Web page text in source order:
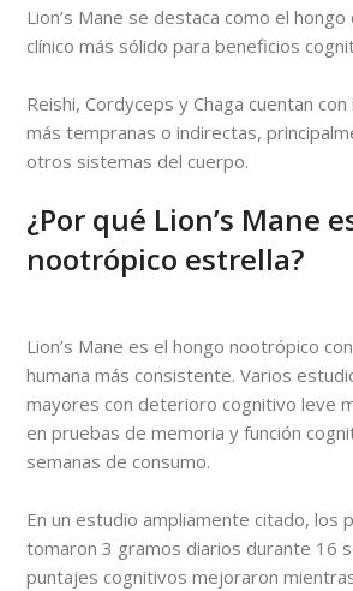
Lion’s Mane se destaca como el
clínico más sólido para beneficios
Reishi, Cordyceps y Chaga cuentan
más tempranas o indirectas,
otros sistemas del cuerpo.
¿Por qué Lion’s Mane
nootrópico estrella?
Lion’s Mane es el hongo nootrópico
humana más consistente. Varios
mayores con deterioro cognitivo leve
en pruebas de memoria y función
semanas de consumo.
En un estudio ampliamente citado, los
tomaron 3 gramos diarios durante 16
puntajes cognitivos mejoraron